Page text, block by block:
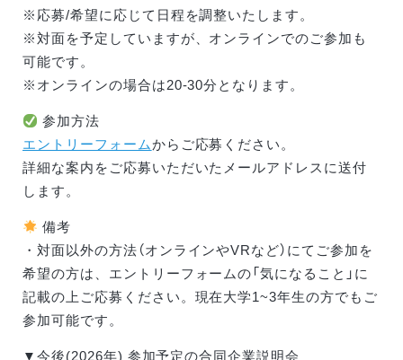
※応募/希望に応じて日程を調整いたします。
※対面を予定していますが、オンラインでのご参加も
可能です。
※オンラインの場合は20-30分となります。
参加方法
エントリーフォームからご応募ください。
詳細な案内をご応募いただいたメールアドレスに送付
します。
備考
・対面以外の方法（オンラインやVRなど）にてご参加を
希望の方は、エントリーフォームの「気になること」に
記載の上ご応募ください。現在大学1~3年生の方でもご
参加可能です。
▼今後(2026年) 参加予定の合同企業説明会